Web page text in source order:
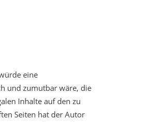
eine
und zumutbar wäre, die
Inhalte auf den zu
Seiten hat der Autor